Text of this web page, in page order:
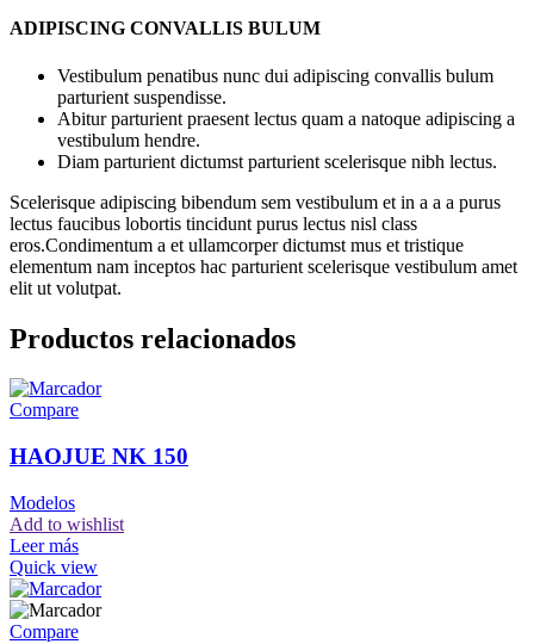
ADIPISCING CONVALLIS BULUM
Vestibulum penatibus nunc dui adipiscing convallis bulum
parturient suspendisse.
Abitur parturient praesent lectus quam a natoque adipiscing a
vestibulum hendre.
Diam parturient dictumst parturient scelerisque nibh lectus.
Scelerisque adipiscing bibendum sem vestibulum et in a a a purus
lectus faucibus lobortis tincidunt purus lectus nisl class
eros.Condimentum a et ullamcorper dictumst mus et tristique
elementum nam inceptos hac parturient scelerisque vestibulum amet
elit ut volutpat.
Productos relacionados
Compare
HAOJUE NK 150
Modelos
Add to wishlist
Leer más
Quick view
Compare